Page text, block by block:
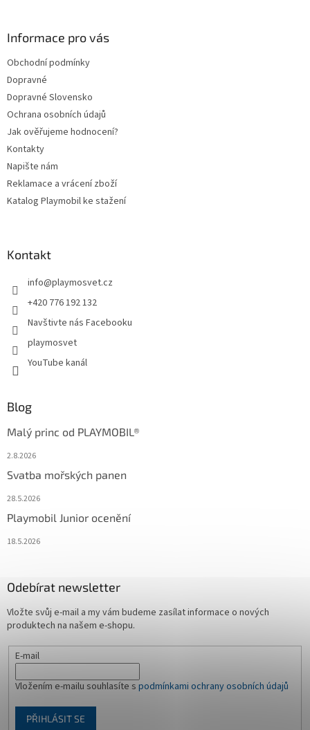
Informace pro vás
Obchodní podmínky
Dopravné
Dopravné Slovensko
Ochrana osobních údajů
Jak ověřujeme hodnocení?
Kontakty
Napište nám
Reklamace a vrácení zboží
Katalog Playmobil ke stažení
Kontakt
info@playmosvet.cz
+420 776 192 132
Navštivte nás Facebooku
playmosvet
YouTube kanál
Blog
Malý princ od PLAYMOBIL®
2.8.2026
Svatba mořských panen
28.5.2026
Playmobil Junior ocenění
18.5.2026
Odebírat newsletter
Vložte svůj e-mail a my vám budeme zasílat informace o nových
produktech na našem e-shopu.
E-mail
Vložením e-mailu souhlasíte s podmínkami ochrany osobních údajů
PŘIHLÁSIT SE